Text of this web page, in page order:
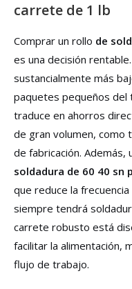
carrete de 1 lb
Comprar un rollo de
es una decisión
sustancialmente más
paquetes pequeños del
traduce en ahorros
de gran volumen, como
de fabricación. Además,
soldadura de 60 40 sn
que reduce la
siempre tendrá
carrete robusto está
facilitar la alimentación,
flujo de trabajo.